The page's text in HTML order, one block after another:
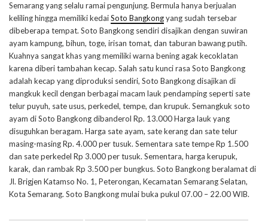
Semarang yang selalu ramai pengunjung. Bermula hanya berjualan
keliling hingga memiliki kedaiSoto Bangkongyang sudah tersebar
dibeberapa tempat. Soto Bangkong sendiri disajikan dengan suwiran
ayam kampung, bihun, toge, irisan tomat, dan taburan bawang putih.
Kuahnya sangat khas yang memiliki warna bening agak kecoklatan
karena diberi tambahan kecap. Salah satu kunci rasa Soto Bangkong
adalah kecap yang diproduksi sendiri, Soto Bangkong disajikan di
mangkuk kecil dengan berbagai macam lauk pendamping seperti sate
telur puyuh, sate usus, perkedel, tempe, dan krupuk. Semangkuk soto
ayam di Soto Bangkong dibanderol Rp. 13.000 Harga lauk yang
disuguhkan beragam. Harga sate ayam, sate kerang dan sate telur
masing-masing Rp. 4.000 per tusuk. Sementara sate tempe Rp 1.500
dan sate perkedel Rp 3.000 per tusuk. Sementara, harga kerupuk,
karak, dan rambak Rp 3.500 per bungkus. Soto Bangkong beralamat di
Jl. Brigjen Katamso No. 1, Peterongan, Kecamatan Semarang Selatan,
Kota Semarang. Soto Bangkong mulai buka pukul 07.00 – 22.00 WIB.